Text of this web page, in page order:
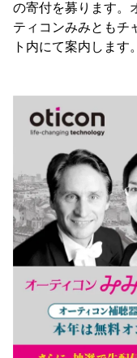
の寄付を募ります。
ティコンみみともチ
ト内にて案内します。